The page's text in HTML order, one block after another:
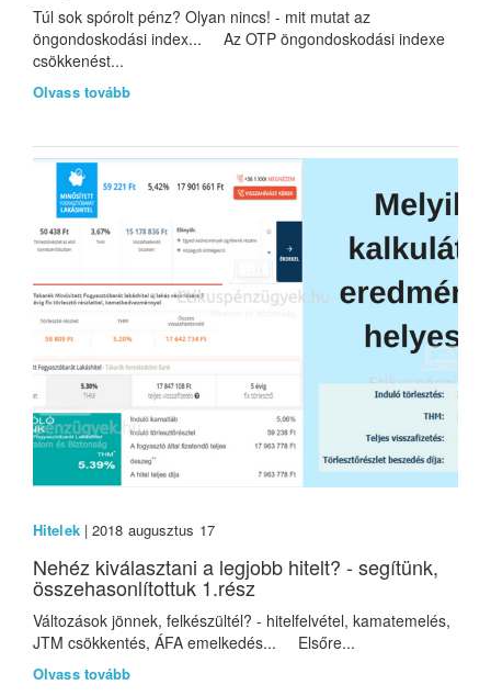
Túl sok spórolt pénz? Olyan nincs! - mit mutat az
öngondoskodási index... Az OTP öngondoskodási indexe
csökkenést...
Olvass tovább
Hitelek| 2018 augusztus 17
Nehéz kiválasztani a legjobb hitelt? - segítünk,
összehasonlítottuk 1.rész
Változások jönnek, felkészültél? - hitelfelvétel, kamatemelés,
JTM csökkentés, ÁFA emelkedés... Elsőre...
Olvass tovább